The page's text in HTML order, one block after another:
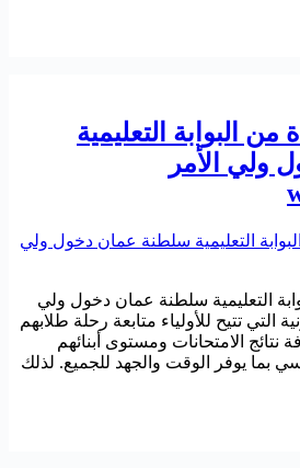
البوابة التعليمية
ولي الأمر
التعليمية سلطنة عمان دخول ولي
التي تتيح للأولياء متابعة رحلة طلابهم
نتائج الامتحانات ومستوى أبنائهم
بما يوفر الوقت والجهد للجميع. لذلك